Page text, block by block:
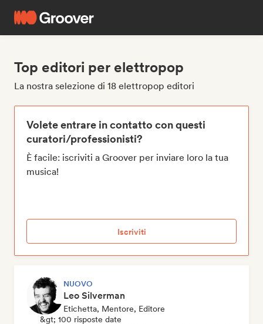
Top editori per elettropop
La nostra selezione di 18 elettropop editori
Volete entrare in contatto con questi
curatori/professionisti?
È facile: iscriviti a Groover per inviare loro la tua
musica!
Iscriviti
NUOVO
Leo Silverman
Etichetta, Mentore, Editore
&gt; 100 risposte date